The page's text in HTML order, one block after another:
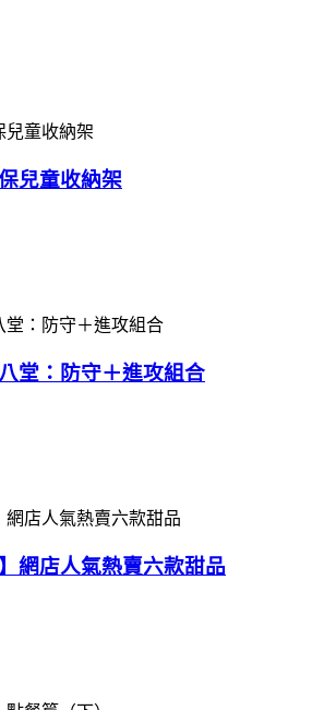
兒童收納架
堂：防守＋進攻組合
網店人氣熱賣六款甜品